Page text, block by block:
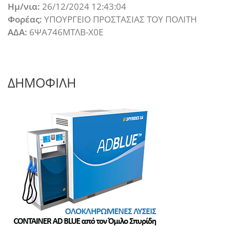
Ημ/νια: 26/12/2024 12:43:04
Φορέας: ΥΠΟΥΡΓΕΙΟ ΠΡΟΣΤΑΣΙΑΣ ΤΟΥ ΠΟΛΙΤΗ
ΑΔΑ: 6ΨΑ746ΜΤΛΒ-Χ0Ε
ΔΗΜΟΦΙΛΗ